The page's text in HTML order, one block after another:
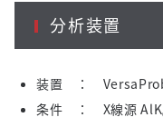
分析装置
装置 ：
条件
： X線源 AlK